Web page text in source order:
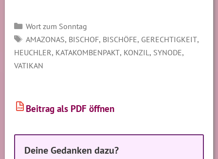
Kategorien
Wort zum Sonntag
SCHLAGWÖRTER
AMAZONAS, BISCHOF, BISCHÖFE, GERECHTIGKEIT,
HEUCHLER, KATAKOMBENPAKT, KONZIL , SYNODE,
VATIKAN
PDF Beitrag als PDF öffnen
Deine Gedanken dazu?